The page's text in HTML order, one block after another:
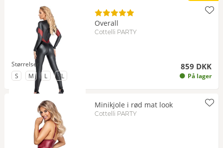
Overall
Cottelli PARTY
859 DKK
På lager
Størrelser
til Størrelse
S til Størrelse
M til Størrelse
L til Størrelse
XL
Minikjole i rød mat look
Cottelli PARTY